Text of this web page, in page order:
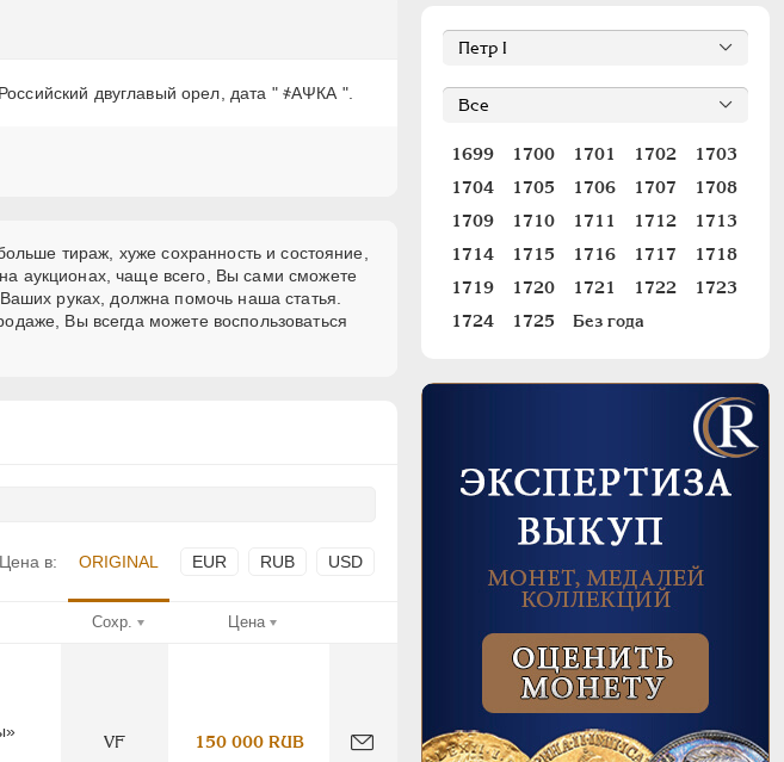
двуглавый орел, дата " ҂АΨКА ".
тираж, хуже сохранность и состояние,
аукционах, чаще всего, Вы сами сможете
руках, должна помочь наша статья.
Вы всегда можете воспользоваться
Цена в: ORIGINAL EUR RUB USD
Сохр. Цена
VF 150 000 RUB
1699 1700 1701 1702
1703
1704
1705 1706 1707
1708
1709
1710 1711 1712
1713
1714
1715 1716 1717
1718
1719
1720 1721 1722
1723
1724
1725 Без года